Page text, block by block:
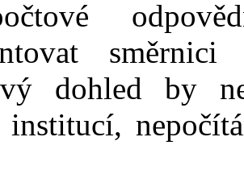
dohled by
institucí,